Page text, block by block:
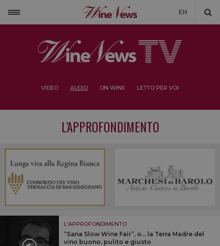
EN
VIDEO AUDIO ON WINE LETTO PER VOI
L'APPROFONDIMENTO
L'APPROFONDIMENTO
“Sana Slow Wine Fair”, o... la Terra Madre del
vino buono, pulito e giusto